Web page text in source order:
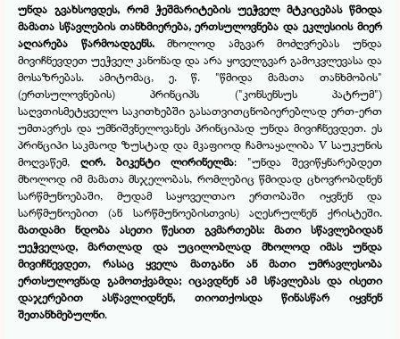
უნდა გვახსოვდეს, რომ ჭეშმარიტების უეჭველ მტკიცებას წმიდა
მამათა სწავლების თანხმიერება, ერთსულოვნება და ეკლესიის მიერ
აღიარება წარმოადგენს.
მხოლოდ ამგვარ მოძღვრებას უნდა
მივიჩნევდეთ უეჭველ კანონად და არა ყოველგვარ გამოკვლევასა და
მოსაზრებას. ამიტომაც, ე. წ. "წმიდა მამათა თანხმობის"
(ერთსულოვნების) პრინციპს ("კონსენსუს პატრუმ")
საღვთისმეტყველო საკითხებში გასათვითცნობიერებლად ერთ-ერთ
უმთავრეს და უმნიშვნელოვანეს პრინციპად უნდა მივიჩნევდეთ. ეს
პრინციპი საკმაოდ ზუსტად და მკაფიოდ ჩამოაყალიბა V საუკუნის
მოღვაწემ,
ღირ. ბიკენტი ლირინელმა: "უნდა შევიწყნარებდეთ
მხოლოდ იმ მამათა მსჯელობას, რომლებიც წმიდად ცხოვრობდნენ
სარწმუნოებაში, მუდამ საყოველთაო ერთობაში იყვნენ და
სარწმუნოებით (ან სარწმუნოებისთვის) აღესრულნენ ქრისტეში.
მათდამი ნდობა ასეთი წესით გვმართებს: მათი სწავლებიდან
უეჭველად, მართლად და უცილობლად მხოლოდ იმას უნდა
მივიჩნევდეთ, რასაც ყველა მათგანი ან მათი უმრავლესობა
ერთსულოვნად გამოთქვამდა; იცავდნენ ამ სწავლებას და ისეთი
დაჯერებით ასწავლიდნენ, თიოთქოსდა წინასწარ იყვნენ
შეთანხმებულნი.